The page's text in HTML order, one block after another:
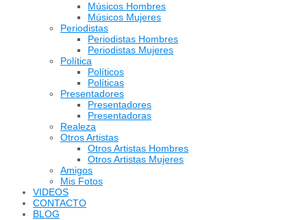
Músicos Hombres
Músicos Mujeres
Periodistas
Periodistas Hombres
Periodistas Mujeres
Política
Políticos
Políticas
Presentadores
Presentadores
Presentadoras
Realeza
Otros Artistas
Otros Artistas Hombres
Otros Artistas Mujeres
Amigos
Mis Fotos
VIDEOS
CONTACTO
BLOG